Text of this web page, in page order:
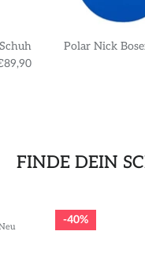
Polar Nick
FINDE DEIN
40%